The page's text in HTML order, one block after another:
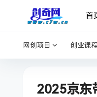
首
网创项目 创业课
2025京东